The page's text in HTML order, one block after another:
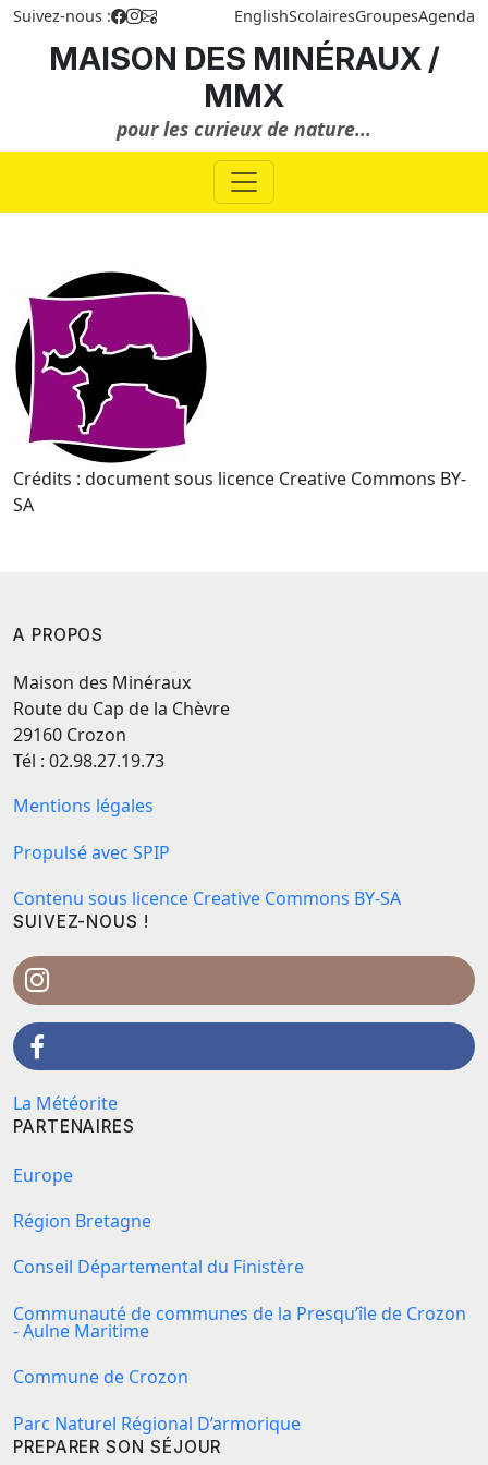
Suivez-nous : EnglishScolairesGroupesAgenda
MAISON DES MINÉRAUX /
MMX
pour les curieux de nature...
Crédits : document sous licence Creative Commons BY-
SA
A PROPOS
Maison des Minéraux
Route du Cap de la Chèvre
29160 Crozon
Tél : 02.98.27.19.73
Mentions légales
Propulsé avec SPIP
Contenu sous licence Creative Commons BY-SA
SUIVEZ-NOUS !
La Météorite
PARTENAIRES
Europe
Région Bretagne
Conseil Départemental du Finistère
Communauté de communes de la Presqu’île de Crozon
- Aulne Maritime
Commune de Crozon
Parc Naturel Régional D’armorique
PREPARER SON SÉJOUR